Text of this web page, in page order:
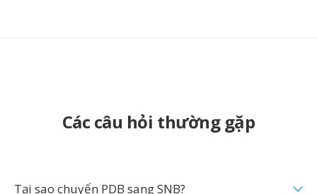
Các câu hỏi thường gặp
Tại sao chuyển PDB sang SNB?